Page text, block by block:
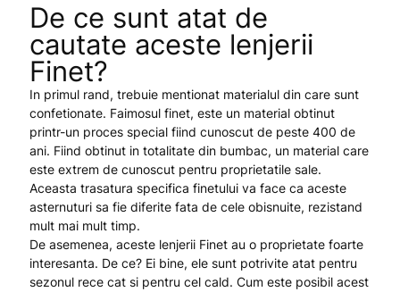
De ce sunt atat de
cautate aceste lenjerii
Finet?
In primul rand, trebuie mentionat materialul din care sunt
confetionate. Faimosul finet, este un material obtinut
printr-un proces special fiind cunoscut de peste 400 de
ani. Fiind obtinut in totalitate din bumbac, un material care
este extrem de cunoscut pentru proprietatile sale.
Aceasta trasatura specifica finetului va face ca aceste
asternuturi sa fie diferite fata de cele obisnuite, rezistand
mult mai mult timp.
De asemenea, aceste lenjerii Finet au o proprietate foarte
interesanta. De ce? Ei bine, ele sunt potrivite atat pentru
sezonul rece cat si pentru cel cald. Cum este posibil acest